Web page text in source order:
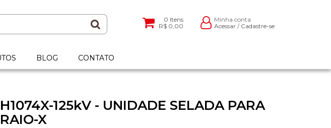
0 Itens
R$ 0,00
Minha conta
Acessar / Cadastre-se
BLOG CONTATO
H1074X-125kV - UNIDADE SELADA PARA
RAIO-X